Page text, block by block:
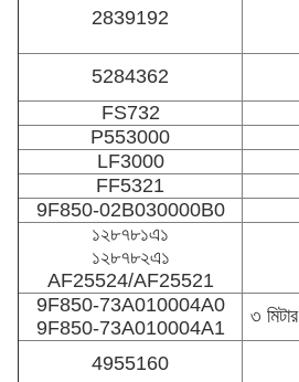
2839192
5284362
FS732
P553000
LF3000
FF5321
9F850-02B030000B0
১২৮৭৮১এ১
১২৮৭৮২এ১
AF25524/AF25521
9F850-73A010004A0
9F850-73A010004A1
৩ মিটার
4955160